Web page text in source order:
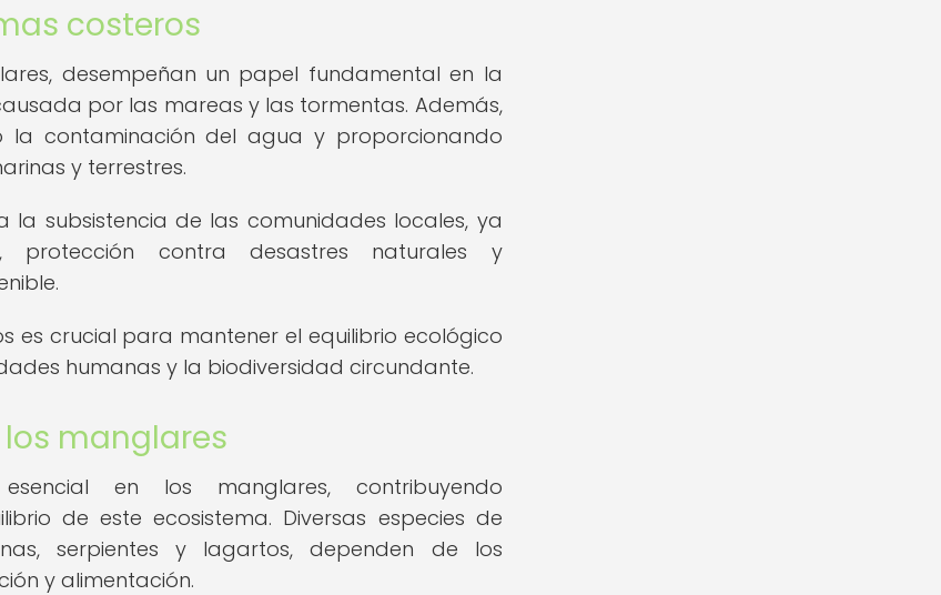
costeros
desempeñan un papel fundamental en la
por las mareas y las tormentas. Además,
la contaminación del agua y proporcionando
y terrestres.
la subsistencia de las comunidades locales, ya
protección contra desastres naturales y
es crucial para mantener el equilibrio ecológico
humanas y la biodiversidad circundante.
manglares
en los manglares, contribuyendo
de este ecosistema. Diversas especies de
serpientes y lagartos, dependen de los
y alimentación.